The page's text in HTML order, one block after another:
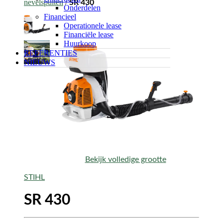
Onderdelen
Financieel
Operationele lease
Financiële lease
Huurkoop
REFERENTIES
NIEUWS
nevelspuiten/SR 430
Bekijk volledige grootte
STIHL
SR 430